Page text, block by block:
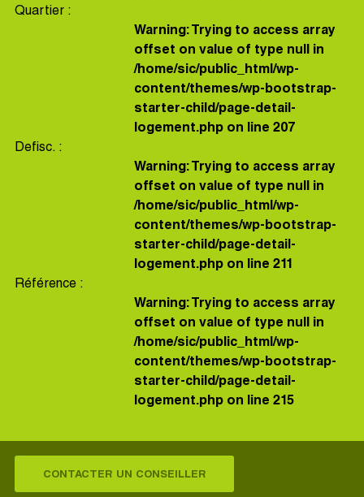
Quartier :
Warning: Trying to access array
offset on value of type null in
/home/sic/public_html/wp-
content/themes/wp-bootstrap-
starter-child/page-detail-
logement.php on line207
Defisc. :
Warning: Trying to access array
offset on value of type null in
/home/sic/public_html/wp-
content/themes/wp-bootstrap-
starter-child/page-detail-
logement.php on line211
Référence :
Warning: Trying to access array
offset on value of type null in
/home/sic/public_html/wp-
content/themes/wp-bootstrap-
starter-child/page-detail-
logement.php on line215
CONTACTER UN CONSEILLER